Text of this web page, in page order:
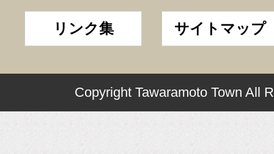
リンク集 サイトマップ
Copyright Tawaramoto Town All